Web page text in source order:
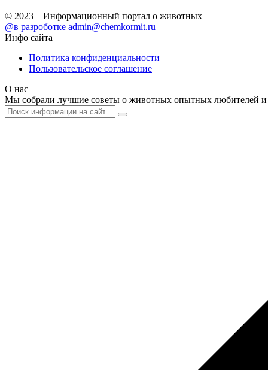
© 2023 – Информационный портал о животных
@в разроботке admin@chemkormit.ru
Инфо сайта
Политика конфиденциальности
Пользовательское соглашение
О нас
Мы собрали лучшие советы о животных опытных любителей